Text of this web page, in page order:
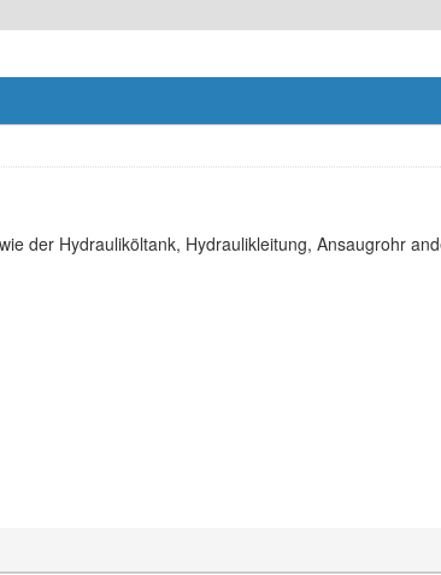
der Hydrauliköltank, Hydraulikleitung, Ansaugrohr